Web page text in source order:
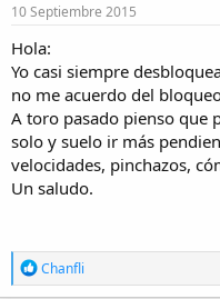
s
10 Septiembre 2015
Hola:
Yo casi siempre
no me acuerdo del
A toro pasado pienso que
solo y suelo ir más
velocidades, pinchazos,
Un saludo.
R
e
Chanfli